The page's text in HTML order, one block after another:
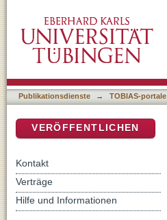
Forschung
Publikationsdienste → TOBIAS-portale
VERÖFFENTLICHEN
Kontakt
Verträge
Hilfe und Informationen